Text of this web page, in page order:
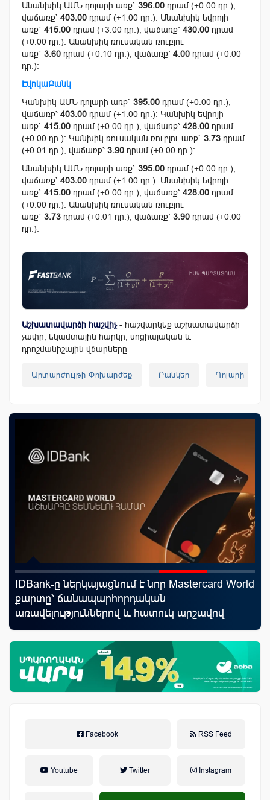
Անանխիկ ԱՄՆ դոլարի առք` 396.00 դրամ (+0.00 դր.),
վաճառք՝ 403.00 դրամ (+1.00 դր.): Անանխիկ եվրոյի
առք` 415.00 դրամ (+3.00 դր.), վաճառք՝ 430.00 դրամ
(+0.00 դր.): Անանխիկ ռուսական ռուբլու
առք` 3.60 դրամ (+0.10 դր.), վաճառք՝ 4.00 դրամ (+0.00
դր.):
ԷվոկաԲանկ
Կանխիկ ԱՄՆ դոլարի առք` 395.00 դրամ (+0.00 դր.),
վաճառք՝ 403.00 դրամ (+1.00 դր.): Կանխիկ եվրոյի
առք` 415.00 դրամ (+0.00 դր.), վաճառք՝ 428.00 դրամ
(+0.00 դր.): Կանխիկ ռուսական ռուբլու առք` 3.73 դրամ
(+0.01 դր.), վաճառք՝ 3.90 դրամ (+0.00 դր.):
Անանխիկ ԱՄՆ դոլարի առք` 395.00 դրամ (+0.00 դր.),
վաճառք՝ 403.00 դրամ (+1.00 դր.): Անանխիկ եվրոյի
առք` 415.00 դրամ (+0.00 դր.), վաճառք՝ 428.00 դրամ
(+0.00 դր.): Անանխիկ ռուսական ռուբլու
առք` 3.73 դրամ (+0.01 դր.), վաճառք՝ 3.90 դրամ (+0.00
դր.):
Աշխատավարձի հաշվիչ - հաշվարկեք աշխատավարձի
չափը, եկամտային հարկը, սոցիալական և
դրոշմանիշային վճարները
Արտարժույթի Փոխարժեք Բանկեր Դոլարի Կուրս
IDBank-ը ներկայացնում է նոր Mastercard World
քարտը՝ ճանապարհորդական
առավելություններով և հատուկ արշավով
Facebook RSS Feed
Youtube Twitter Instagram